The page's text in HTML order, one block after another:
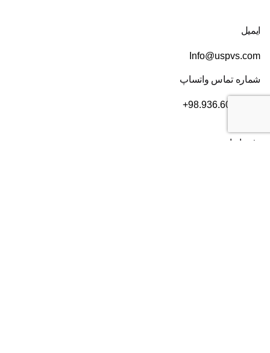
ایمیل
Info@uspvs.com
شماره تماس واتساپ
+98.936.606.3632
دفتر ایران